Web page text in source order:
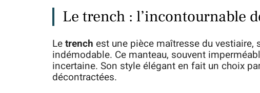
Le trench : l’incontournable
Letrench est une pièce maîtresse du
indémodable. Ce manteau, souvent
incertaine. Son style élégant en fait un choix
décontractées.